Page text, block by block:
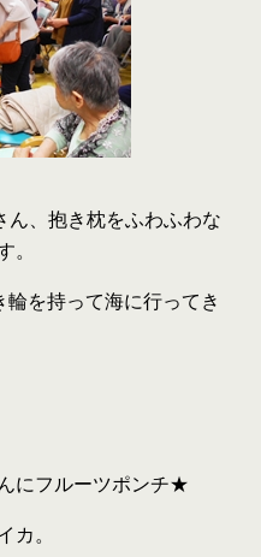
、抱き枕をふわふわな
を持って海に行ってき
にフルーツポンチ★
。